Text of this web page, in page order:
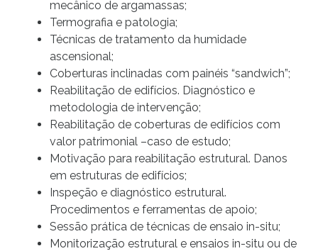
mecânico de argamassas;
Termografia e patologia;
Técnicas de tratamento da humidade
ascensional;
Coberturas inclinadas com painéis “sandwich”;
Reabilitação de edifícios. Diagnóstico e
metodologia de intervenção;
Reabilitação de coberturas de edifícios com
valor patrimonial –caso de estudo;
Motivação para reabilitação estrutural. Danos
em estruturas de edifícios;
Inspeção e diagnóstico estrutural.
Procedimentos e ferramentas de apoio;
Sessão prática de técnicas de ensaio in-situ;
Monitorização estrutural e ensaios in-situ ou de